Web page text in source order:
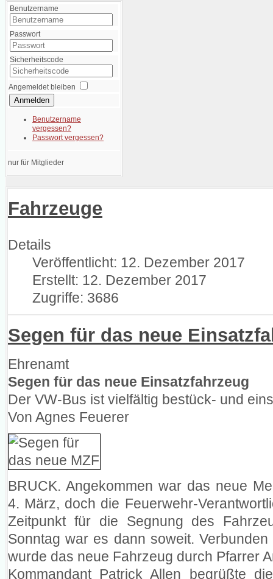
Benutzername
Passwort
Sicherheitscode
Angemeldet bleiben
Anmelden
Benutzername
vergessen?
Passwort vergessen?
nur für Mitglieder
Fahrzeuge
Details
Veröffentlicht: 12. Dezember 2017
Erstellt: 12. Dezember 2017
Zugriffe: 3686
Segen für das neue
Ehrenamt
Segen für das neue Einsatzfahrzeug
Der VW-Bus ist vielfältig bestück- und
Von Agnes Feuerer
BRUCK. Angekommen war das neue
4. März, doch die Feuerwehr-
Zeitpunkt für die Segnung des
Sonntag war es dann soweit.
wurde das neue Fahrzeug durch Pfarrer
Kommandant Patrick Allen begrüßte